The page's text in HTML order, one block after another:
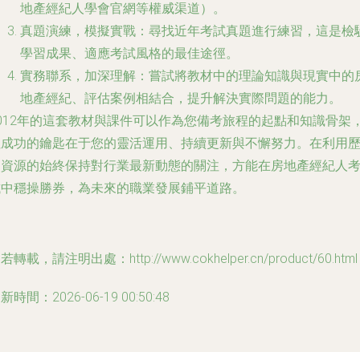
地產經紀人學會官網等權威渠道）。
真題演練，模擬實戰 ：尋找近年考試真題進行練習，這是檢
學習成果、適應考試風格的最佳途徑。
實務聯系，加深理解 ：嘗試將教材中的理論知識與現實中的
地產經紀、評估案例相結合，提升解決實際問題的能力。
年的這套教材與課件可以作為您備考旅程的起點和知識骨架
功的鑰匙在于您的靈活運用、持續更新與不懈努力。在利用歷
源的始終保持對行業最新動態的關注，方能在房地產經紀人考
穩操勝券，為未來的職業發展鋪平道路。
轉載，請注明出處：http://www.cokhelper.cn/product/60.html
時間：2026-06-19 00:50:48